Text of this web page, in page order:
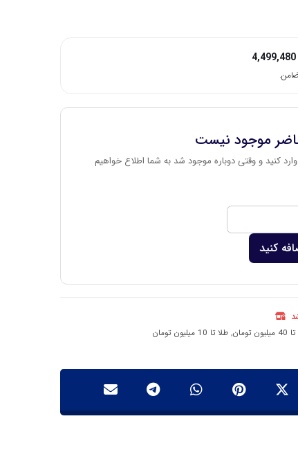
4,499,480
موجود نیست
کنید و وقتی دوباره موجود شد به شما اطلاع خواهیم
کنید
,طلا تا 10 میلیون تومان